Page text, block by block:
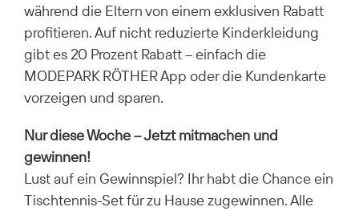
während die Eltern von einem exklusiven Rabatt
profitieren. Auf nicht reduzierte Kinderkleidung
gibt es 20 Prozent Rabatt – einfach die
MODEPARK RÖTHER App oder die Kundenkarte
vorzeigen und sparen.
Nur diese Woche – Jetzt mitmachen und
gewinnen!
Lust auf ein Gewinnspiel? Ihr habt die Chance ein
Tischtennis-Set für zu Hause zugewinnen. Alle